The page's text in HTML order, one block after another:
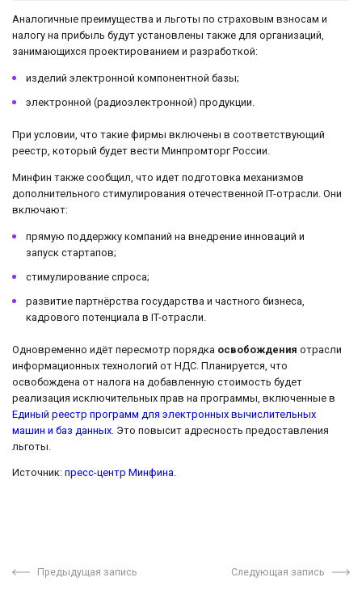
Аналогичные преимущества и льготы по страховым взносам и
налогу на прибыль будут установлены также для организаций,
занимающихся проектированием и разработкой:
изделий электронной компонентной базы;
электронной (радиоэлектронной) продукции.
При условии, что такие фирмы включены в соответствующий
реестр, который будет вести Минпромторг России.
Минфин также сообщил, что идет подготовка механизмов
дополнительного стимулирования отечественной IT-отрасли. Они
включают:
прямую поддержку компаний на внедрение инноваций и
запуск стартапов;
стимулирование спроса;
развитие партнёрства государства и частного бизнеса,
кадрового потенциала в IT-отрасли.
Одновременно идёт пересмотр порядка освобождения отрасли
информационных технологий от НДС. Планируется, что
освобождена от налога на добавленную стоимость будет
реализация исключительных прав на программы, включенные в
Единый реестр программ для электронных вычислительных
машин и баз данных . Это повысит адресность предоставления
льготы.
Источник: пресс-центр Минфина.
Предыдущая запись Следующая запись